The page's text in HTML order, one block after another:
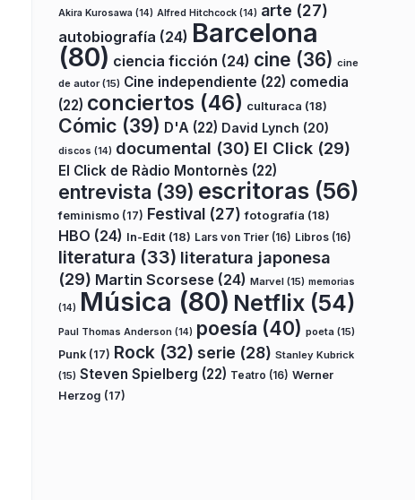
Akira Kurosawa (14) Alfred Hitchcock (14) arte (27)
autobiografía (24) Barcelona
(80) ciencia ficción (24) cine (36) cine
de autor(15) Cine independiente (22) comedia
(22) conciertos (46) culturaca (18)
Cómic (39) D'A (22) David Lynch (20)
discos (14) documental (30) El Click (29)
El Click de Ràdio Montornès (22)
entrevista (39) escritoras (56)
feminismo (17) Festival (27) fotografía (18)
HBO (24) In-Edit (18) Lars von Trier (16) Libros (16)
literatura (33) literatura japonesa
(29) Martin Scorsese (24) Marvel (15) memorias
(14) Música (80) Netflix (54)
Paul Thomas Anderson (14) poesía (40) poeta (15)
Punk (17) Rock (32) serie (28) Stanley Kubrick
(15) Steven Spielberg (22) Teatro (16) Werner
Herzog (17)